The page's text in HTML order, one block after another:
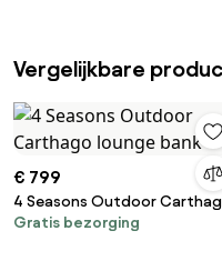
Vergelijkbare
€ 799
4 Seasons Outdoor
lounge bank
Gratis bezorging